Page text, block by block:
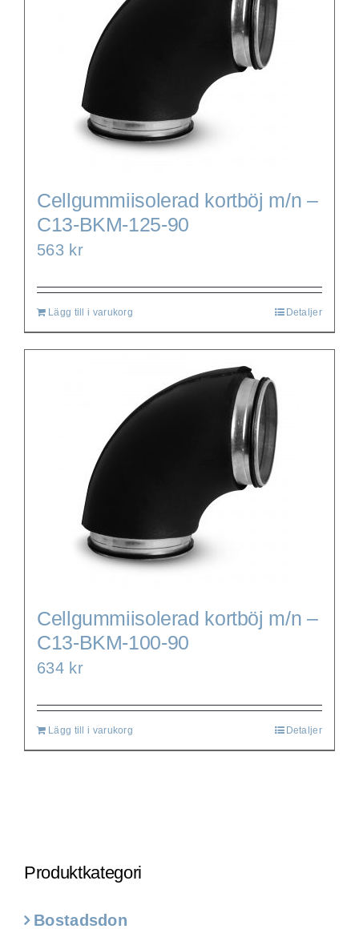
Cellgummiisolerad kortböj m/n –
C13-BKM-125-90
563 kr
Lägg till i varukorg Detaljer
Cellgummiisolerad kortböj m/n –
C13-BKM-100-90
634 kr
Lägg till i varukorg Detaljer
Produktkategori
Bostadsdon